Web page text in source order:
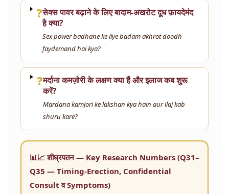
❓सेक्स पावर बढ़ाने के लिए बादाम-अखरोट दूध फ़ायदेमंद
है क्या?
Sex power badhane ke liye badam akhrot doodh
faydemand hai kya?
❓मर्दाना कमज़ोरी के लक्षण क्या हैं और इलाज कब शुरू
करें?
Mardana kamjori ke lakshan kya hain aur ilaj kab
shuru kare?
📊📈 शीघ्रपतन — Key Research Numbers (Q31–
Q35 — Timing-Erection, Confidential
Consult व Symptoms)